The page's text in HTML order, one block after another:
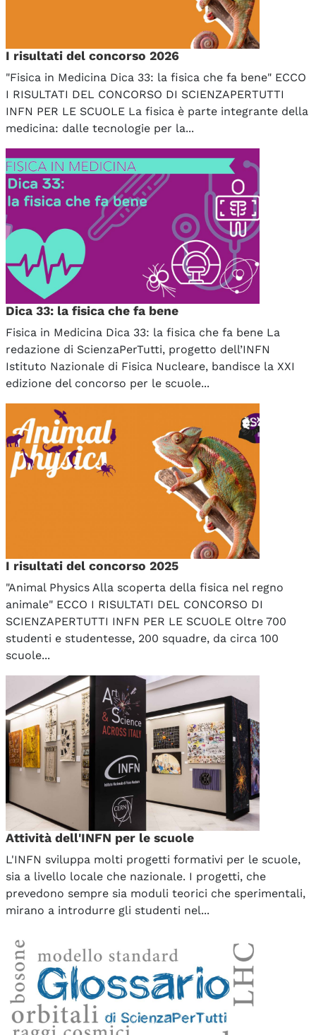
I risultati del concorso 2026
"Fisica in Medicina Dica 33: la fisica che fa bene" ECCO
I RISULTATI DEL CONCORSO DI SCIENZAPERTUTTI
INFN PER LE SCUOLE La fisica è parte integrante della
medicina: dalle tecnologie per la...
Dica 33: la fisica che fa bene
Fisica in Medicina Dica 33: la fisica che fa bene La
redazione di ScienzaPerTutti, progetto dell’INFN
Istituto Nazionale di Fisica Nucleare, bandisce la XXI
edizione del concorso per le scuole...
I risultati del concorso 2025
"Animal Physics Alla scoperta della fisica nel regno
animale" ECCO I RISULTATI DEL CONCORSO DI
SCIENZAPERTUTTI INFN PER LE SCUOLE Oltre 700
studenti e studentesse, 200 squadre, da circa 100
scuole...
Attività dell'INFN per le scuole
L'INFN sviluppa molti progetti formativi per le scuole,
sia a livello locale che nazionale. I progetti, che
prevedono sempre sia moduli teorici che sperimentali,
mirano a introdurre gli studenti nel...